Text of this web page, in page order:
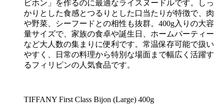
ビホン」を作るのに最適なライスヌードルです。しっ
かりとした食感とつるりとした口当たりが特徴で、肉
や野菜、シーフードとの相性も抜群。400g入りの大容
量サイズで、家族の食卓や誕生日、ホームパーティー
など大人数の集まりに便利です。常温保存可能で扱い
やすく、日常の料理から特別な場面まで幅広く活躍す
るフィリピンの人気食品です。
TIFFANY First Class Bijon (Large) 400g